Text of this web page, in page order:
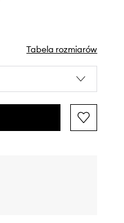
Tabela rozmiarów